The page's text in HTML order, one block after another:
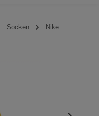
Socken Nike